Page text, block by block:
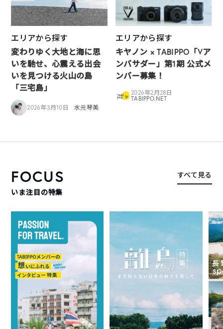
エリアから探す
変わりゆく大地と海に思
いを馳せ、心震える出会
いを見つける火山の島
「三宅島」
2026年3月10日 水元琴美
エリアから探す
キヤノン × TABIPPO「Vア
ンバサダー」第1期 公式メ
ンバー募集！
2026年2月28日
TABIPPO.NET
FOCUS
いま注目の特集
すべて見る